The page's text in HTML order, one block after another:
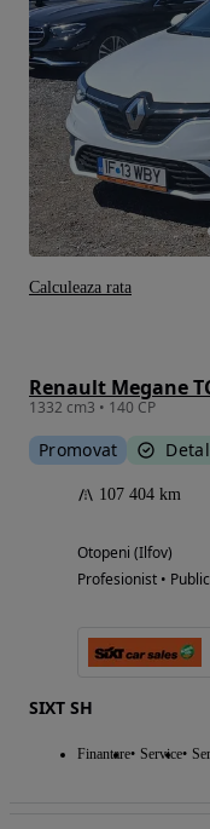
Renault Megane
1332 cm3 • 140 CP
Promovat
107 404 km
Otopeni (Ilfov)
Profesionist •
SIXT SH
Finantare Service
Calculeaza rata